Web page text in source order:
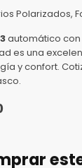
Polarizados,
automático
es una
y confort.